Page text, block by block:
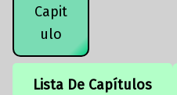
Capit
ulo
Lista De Capítulos